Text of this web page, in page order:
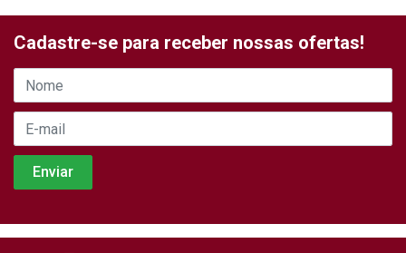
Cadastre-se para receber nossas ofertas!